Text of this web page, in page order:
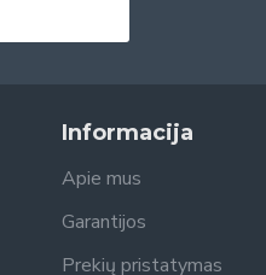
Informacija
Apie mus
Garantijos
Prekių pristatymas